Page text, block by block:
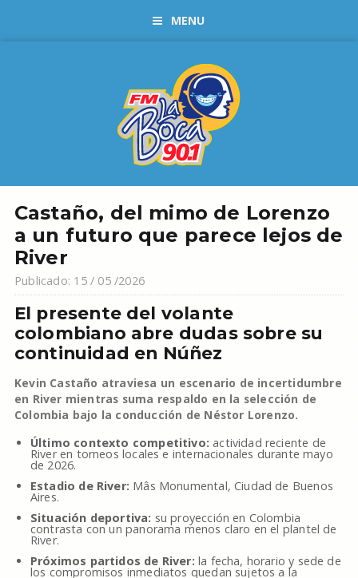
MENU
Castaño, del mimo de Lorenzo
a un futuro que parece lejos de
River
Publicado: 15 / 05 /2026
El presente del volante
colombiano abre dudas sobre su
continuidad en Núñez
Kevin Castaño atraviesa un escenario de incertidumbre
en River mientras suma respaldo en la selección de
Colombia bajo la conducción de Néstor Lorenzo.
Último contexto competitivo: actividad reciente de
River en torneos locales e internacionales durante mayo
de 2026.
Estadio de River: Mâs Monumental, Ciudad de Buenos
Aires.
Situación deportiva: su proyección en Colombia
contrasta con un panorama menos claro en el plantel de
River.
Próximos partidos de River: la fecha, horario y sede de
los compromisos inmediatos quedan sujetos a la